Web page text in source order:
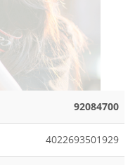
92084700
4022693501929